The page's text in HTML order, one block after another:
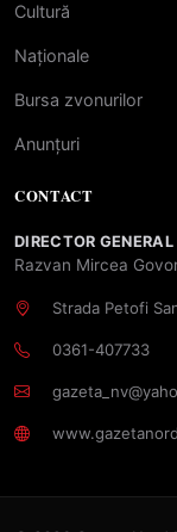
Cultură
Naționale
Bursa zvonurilor
Anunțuri
CONTACT
DIRECTOR
Razvan Mircea
Strada Petofi
0361-407733